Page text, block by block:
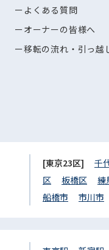
よくある質問
オーナーの皆様へ
移転の流れ・引っ越
[東京23区] 千
区
板橋区 練
船橋市
市川市